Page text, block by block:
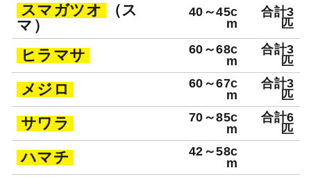
スマガツオ
（ス
マ）
40～45c
m
合計3
匹
ヒラマサ
60～68c
m
合計3
匹
メジロ
60～67c
m
合計3
匹
サワラ
70～85c
m
合計6
匹
ハマチ
42～58c
m